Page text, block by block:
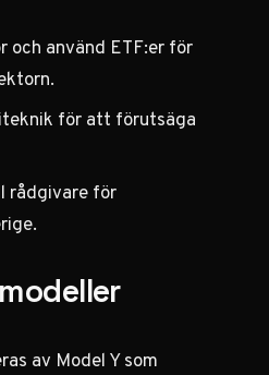
och använd ETF:er för
för att förutsäga
rådgivare för
av Model Y som